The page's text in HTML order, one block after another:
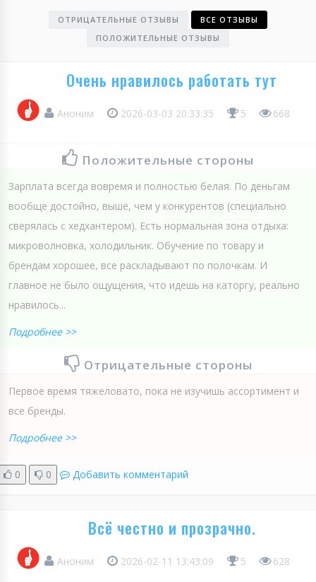
ОТРИЦАТЕЛЬНЫЕ ОТЗЫВЫ
ВСЕ ОТЗЫВЫ
ПОЛОЖИТЕЛЬНЫЕ ОТЗЫВЫ
Очень нравилось работать тут
Аноним 2026-03-03 20:33:35 5 668
Положительные стороны
Зарплата всегда вовремя и полностью белая. По деньгам
вообще достойно, выше, чем у конкурентов (специально
сверялась с хедхантером). Есть нормальная зона отдыха:
микроволновка, холодильник. Обучение по товару и
брендам хорошее, все раскладывают по полочкам. И
главное не было ощущения, что идешь на каторгу, реально
нравилось...
Подробнее >>
Отрицательные стороны
Первое время тяжеловато, пока не изучишь ассортимент и
все бренды.
Подробнее >>
0 0 Добавить комментарий
Всё честно и прозрачно.
Аноним 2026-02-11 13:43:09 5 628